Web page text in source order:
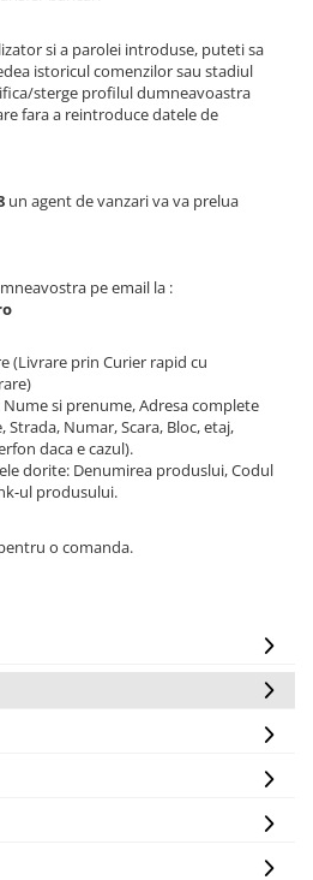
si a parolei introduse, puteti sa
istoricul comenzilor sau stadiul
sterge profilul dumneavoastra
fara a reintroduce datele de
un agent de vanzari va va prelua
pe email la :
(Livrare prin Curier rapid cu
Nume si prenume, Adresa complete
Strada, Numar, Scara, Bloc, etaj,
daca e cazul).
dorite: Denumirea produslui, Codul
ul produsului.
o comanda.